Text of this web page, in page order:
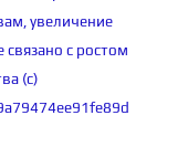
увеличение
связано с ростом
(с)